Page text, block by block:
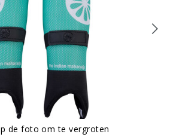
de foto om te vergroten